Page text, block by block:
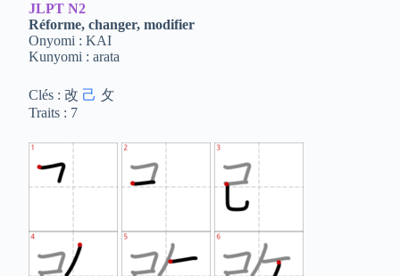
JLPT N2
Réforme, changer, modifier
Onyomi : KAI
Kunyomi : arata
Clés : 改 己 攵
Traits : 7